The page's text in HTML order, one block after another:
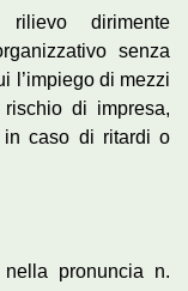
dirimente
senza
l’impiego di mezzi
di impresa,
in caso di ritardi o
pronuncia n.